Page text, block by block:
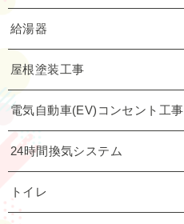
給湯器
屋根塗装工事
電気自動車(EV)コンセント工事
24時間換気システム
トイレ